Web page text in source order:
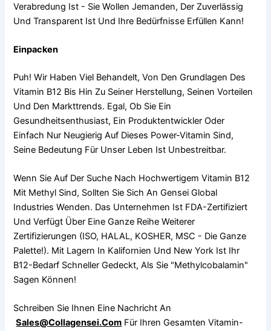
Verabredung Ist - Sie Wollen Jemanden, Der Zuverlässig
Und Transparent Ist Und Ihre Bedürfnisse Erfüllen Kann!
Einpacken
Puh! Wir Haben Viel Behandelt, Von Den Grundlagen Des
Vitamin B12 Bis Hin Zu Seiner Herstellung, Seinen Vorteilen
Und Den Markttrends. Egal, Ob Sie Ein
Gesundheitsenthusiast, Ein Produktentwickler Oder
Einfach Nur Neugierig Auf Dieses Power-Vitamin Sind,
Seine Bedeutung Für Unser Leben Ist Unbestreitbar.
Wenn Sie Auf Der Suche Nach Hochwertigem Vitamin B12
Mit Methyl Sind, Sollten Sie Sich An Gensei Global
Industries Wenden. Das Unternehmen Ist FDA-Zertifiziert
Und Verfügt Über Eine Ganze Reihe Weiterer
Zertifizierungen (ISO, HALAL, KOSHER, MSC - Die Ganze
Palette!). Mit Lagern In Kalifornien Und New York Ist Ihr
B12-Bedarf Schneller Gedeckt, Als Sie "Methylcobalamin"
Sagen Können!
Schreiben Sie Ihnen Eine Nachricht An
Sales@collagensei.com Für Ihren Gesamten Vitamin-